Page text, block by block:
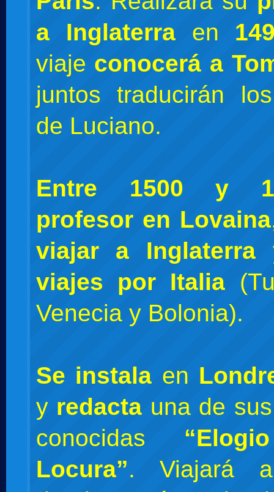
a Inglaterraen
viaje conocerá a
juntos traducirán los
de Luciano.
Entre 1500 y
profesor en Lovaina
viajar a Inglaterra
viajes por Italia
Venecia y Bolonia).
Se instala en
y redacta una de
conocidas
Locura”. Viajará a